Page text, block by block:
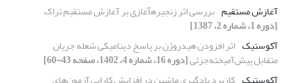
آغازش مستقیم بررسی اثر زنجیرهآغازی بر آغازش مستقیم تراک
[دوره 1، شماره 2، 1387]
آکوستیک اثر افزودن هیدروژن بر پاسخ دینامیکی شعله جریان
متقابل پیش‌آمیخته‌جزئی[دوره 16، شماره 4، 1402، صفحه 43-60]